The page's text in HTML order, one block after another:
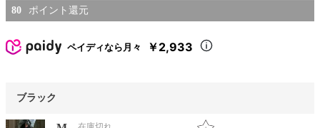
80
ペイディなら月々 ￥2,933
ブラック